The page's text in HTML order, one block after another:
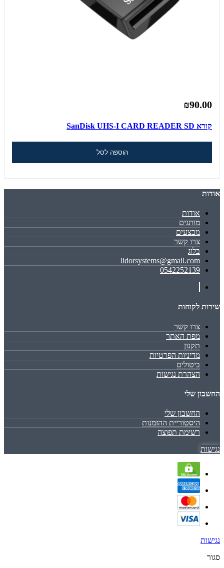
₪90.00
קורא SanDisk UHS-I CARD READER SD
הוספה לסל
אודות
אודות
מותגים
מבצעים
צרו קשר
בלוג
lidorsystems@gmail.com
0542252139
שירות לקוחות
צרו קשר
מפת האתר
תקנון
מדיניות הפרטיות
ביטולים
הצהרת נגישות
החשבון שלי
החשבון שלי
היסטוריית ההזמנות
רשימת תפוצה
נגישות
נגישות
סגור